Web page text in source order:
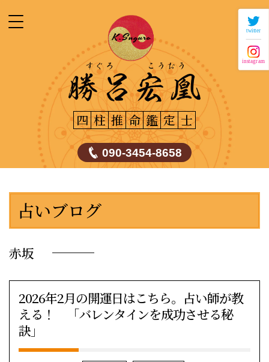
四 柱 推 命 鑑 定 士
090-3454-8658
占いブログ
赤坂
2026年2月の開運日はこちら。占い師が教
える！ 「バレンタインを成功させる秘
訣」
twitter
instagram